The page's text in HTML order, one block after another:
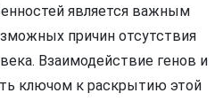
является важным
причин отсутствия
Взаимодействие генов и
ключом к раскрытию этой